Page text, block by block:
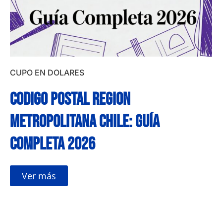
CUPO EN DOLARES
Codigo postal region
metropolitana chile: Guía
completa 2026
Ver más